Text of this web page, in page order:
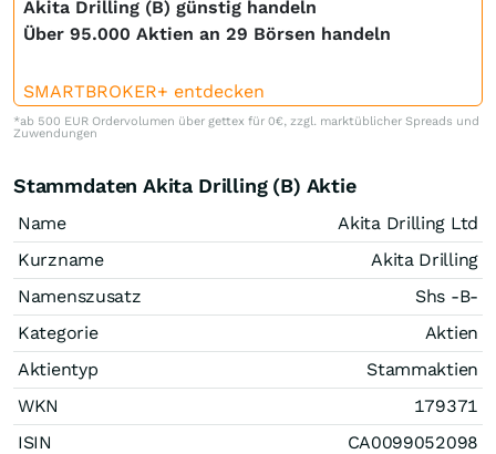
Akita Drilling (B) günstig handeln
Über 95.000 Aktien an 29 Börsen handeln
SMARTBROKER+ entdecken
*ab 500 EUR Ordervolumen über gettex für 0€, zzgl. marktüblicher Spreads und
Zuwendungen
Stammdaten Akita Drilling (B) Aktie
Name
Akita Drilling Ltd
Kurzname
Akita Drilling
Namenszusatz
Shs -B-
Kategorie
Aktien
Aktientyp
Stammaktien
WKN
179371
ISIN
CA0099052098